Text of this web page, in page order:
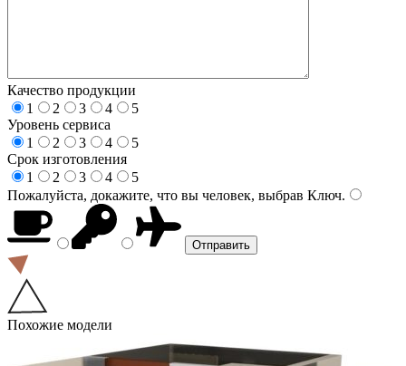
Качество продукции
1
2 3 4
5
Уровень сервиса
1
2 3 4
5
Срок изготовления
1
2 3 4
5
Пожалуйста, докажите, что вы человек, выбрав Ключ.
Похожие модели